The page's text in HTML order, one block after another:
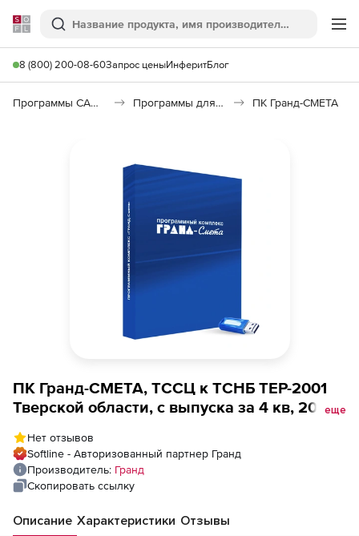
Softline
Поиск
8 (800) 200-08-60Запрос ценыИнферитБлог
Программы САПР и ГИС Программы для документооборота ПК Гранд-СМЕТА
ПК Гранд-СМЕТА, ТССЦ к ТСНБ ТЕР-2001
Тверской области, с выпуска за 4 кв, 2018г,
области), Основное место
еще
Нет отзывов
Softline - Авторизованный партнер Гранд
Производитель: Гранд
Скопировать ссылку
Описание Характеристики Отзывы